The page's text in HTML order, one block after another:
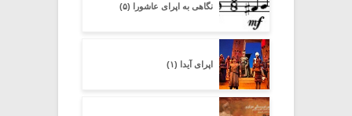
نگاهی به اپرای عاشورا (۵)
اپرای آیدا (۱)